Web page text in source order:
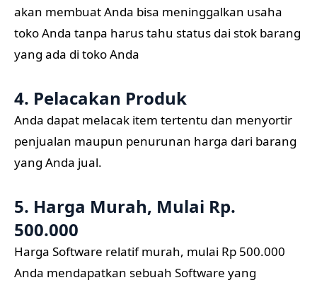
akan membuat Anda bisa meninggalkan usaha
toko Anda tanpa harus tahu status dai stok barang
yang ada di toko Anda
4. Pelacakan Produk
Anda dapat melacak item tertentu dan menyortir
penjualan maupun penurunan harga dari barang
yang Anda jual.
5. Harga Murah, Mulai Rp.
500.000
Harga Software relatif murah, mulai Rp 500.000
Anda mendapatkan sebuah Software yang